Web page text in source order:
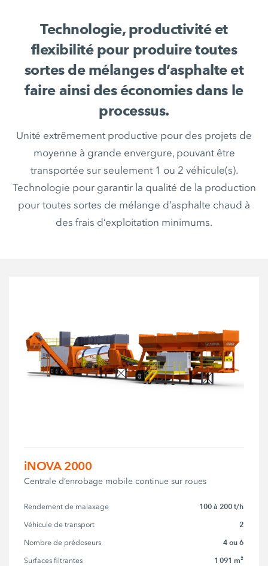
Technologie, productivité et
flexibilité pour produire toutes
sortes de mélanges d’asphalte et
faire ainsi des économies dans le
processus.
Unité extrêmement productive pour des projets de
moyenne à grande envergure, pouvant être
transportée sur seulement 1 ou 2 véhicule(s).
Technologie pour garantir la qualité de la production
pour toutes sortes de mélange d’asphalte chaud à
des frais d’exploitation minimums.
iNOVA 2000
Centrale d’enrobage mobile continue sur roues
Rendement de malaxage 100 à 200 t/h
Véhicule de transport 2
Nombre de prédoseurs 4 ou 6
Surfaces filtrantes 1 091 m²